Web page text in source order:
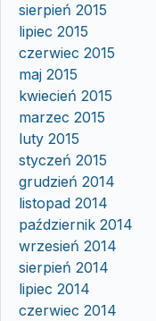
sierpień 2015
lipiec 2015
czerwiec 2015
maj 2015
kwiecień 2015
marzec 2015
luty 2015
styczeń 2015
grudzień 2014
listopad 2014
październik 2014
wrzesień 2014
sierpień 2014
lipiec 2014
czerwiec 2014